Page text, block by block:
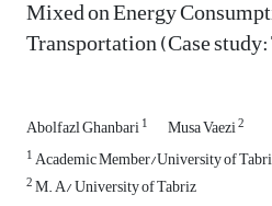
Mixed on Energy
Transportation (Case
Abolfazl Ghanbari1 Musa Vaezi2
1Academic Member/University of
2M. A/ University of Tabriz